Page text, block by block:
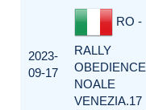
2023-
09-17
RO -
RALLY
OBEDIENCE
NOALE
VENEZIA.17